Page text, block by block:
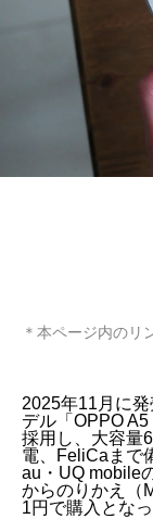
＊本ページ内のリ
2025年11月に
デル「OPPO
採用し、大容量
電、FeliCaまで
au・UQ mobile
からのりかえ（
1円で購入となっ